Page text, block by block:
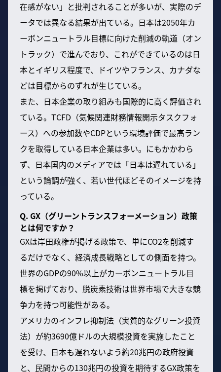
在感がない」と批判されることが多いが、実際のデ
ータでは異なる結果が出ている。日本は2050年カ
ーボンニュートラル目標に向けた削減の軌道（オン
トラック）で進んでおり、これができているのは日
本とイギリス程度で、ドイツやフランス、カナダな
どは目標からのずれが生じている。
また、日本企業の取り組みも国際的に高く評価され
ている。TCFD（気候関連財務情報開示タスクフォ
ース）への参加数やCDPという環境評価で最高ラン
クを取得している日本企業は多い。にもかかわら
ず、日本国内のメディアでは「日本は遅れている」
という論調が強く、若い世代ほどそのイメージを持
っている。
Q. GX（グリーントランスフォーメーション）政策
とは何ですか？
GXは岸田政権が掲げる政策で、単にCO2を削減す
るだけでなく、経済成長戦略としての側面を持つ。
世界のGDPの90%以上がカーボンニュートラル目
標を掲げており、脱炭素技術は世界市場で大きな競
争力を持つ可能性がある。
アメリカのインフレ抑制法（実質的なグリーン投資
法）が約3690億ドルの大規模投資を実施したこと
を受け、日本も遅れないよう約20兆円の政府投資
と、民間からの130兆円の投資を期待するGX政策を